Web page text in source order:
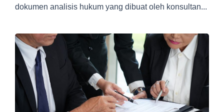
dokumen analisis hukum yang dibuat oleh konsultan...